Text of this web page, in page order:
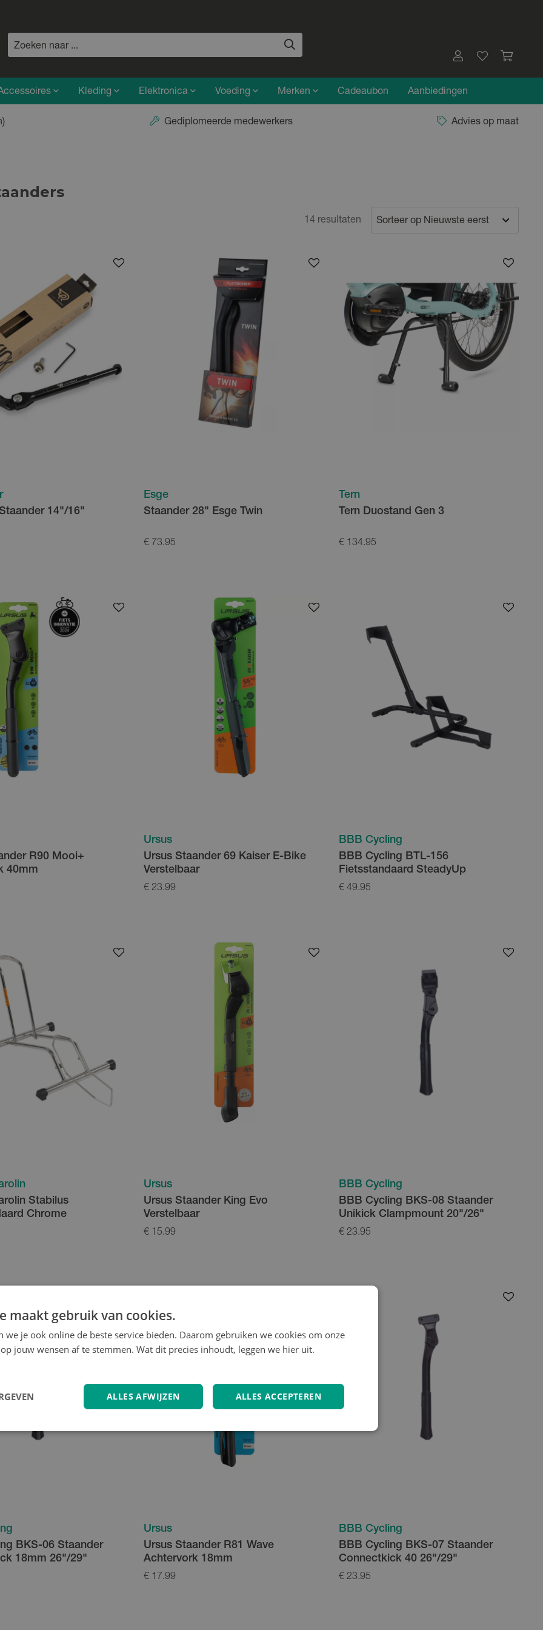
Kleding Elektronica Voeding Merken Cadeaubon Aanbiedingen
Gediplomeerde medewerkers Advies op maat
14 resultaten
14"/16"
Esge
Staander 28" Esge Twin
€ 73.95
Tern
Tern Duostand Gen 3
€ 134.95
R90 Mooi+
40mm
Ursus
Ursus Staander 69 Kaiser E-Bike
Verstelbaar
€ 23.99
BBB Cycling
BBB Cycling BTL-156
Fietsstandaard SteadyUp
€ 49.95
Stabilus
Chrome
Ursus
Ursus Staander King Evo
Verstelbaar
€ 15.99
BBB Cycling
BBB Cycling BKS-08 Staander
Unikick Clampmount 20"/26"
€ 23.95
BKS-06 Staander
18mm 26"/29"
Ursus
Ursus Staander R81 Wave
Achtervork 18mm
€ 17.99
BBB Cycling
BBB Cycling BKS-07 Staander
Connectkick 40 26"/29"
€ 23.95
maakt gebruik van cookies.
we je ook online de beste service bieden. Daarom gebruiken we cookies om onze
jouw wensen af te stemmen. Wat dit precies inhoudt, leggen we hier uit.
ALLES ACCEPTEREN
ALLES AFWIJZEN